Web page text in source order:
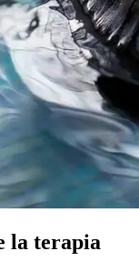
la terapia